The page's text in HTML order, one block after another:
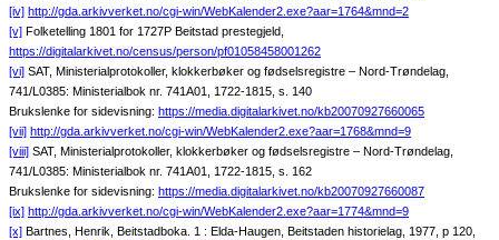
[iv] http://gda.arkivverket.no/cgi-win/WebKalender2.exe?aar=1764&mnd=2
[v] Folketelling 1801 for 1727P Beitstad prestegjeld,
https://digitalarkivet.no/census/person/pf01058458001262
[vi] SAT, Ministerialprotokoller, klokkerbøker og fødselsregistre – Nord-Trøndelag,
741/L0385: Ministerialbok nr. 741A01, 1722-1815, s. 140
Brukslenke for sidevisning: https://media.digitalarkivet.no/kb20070927660065
[vii] http://gda.arkivverket.no/cgi-win/WebKalender2.exe?aar=1768&mnd=9
[viii] SAT, Ministerialprotokoller, klokkerbøker og fødselsregistre – Nord-Trøndelag,
741/L0385: Ministerialbok nr. 741A01, 1722-1815, s. 162
Brukslenke for sidevisning: https://media.digitalarkivet.no/kb20070927660087
[ix] http://gda.arkivverket.no/cgi-win/WebKalender2.exe?aar=1774&mnd=9
[x] Bartnes, Henrik, Beitstadboka. 1 : Elda-Haugen, Beitstaden historielag, 1977, p 120,